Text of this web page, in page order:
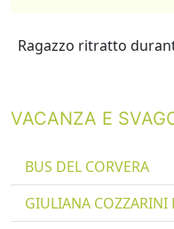
Ragazzo ritratto
VACANZA E
BUS DEL CORVERA
GIULIANA COZZARINI